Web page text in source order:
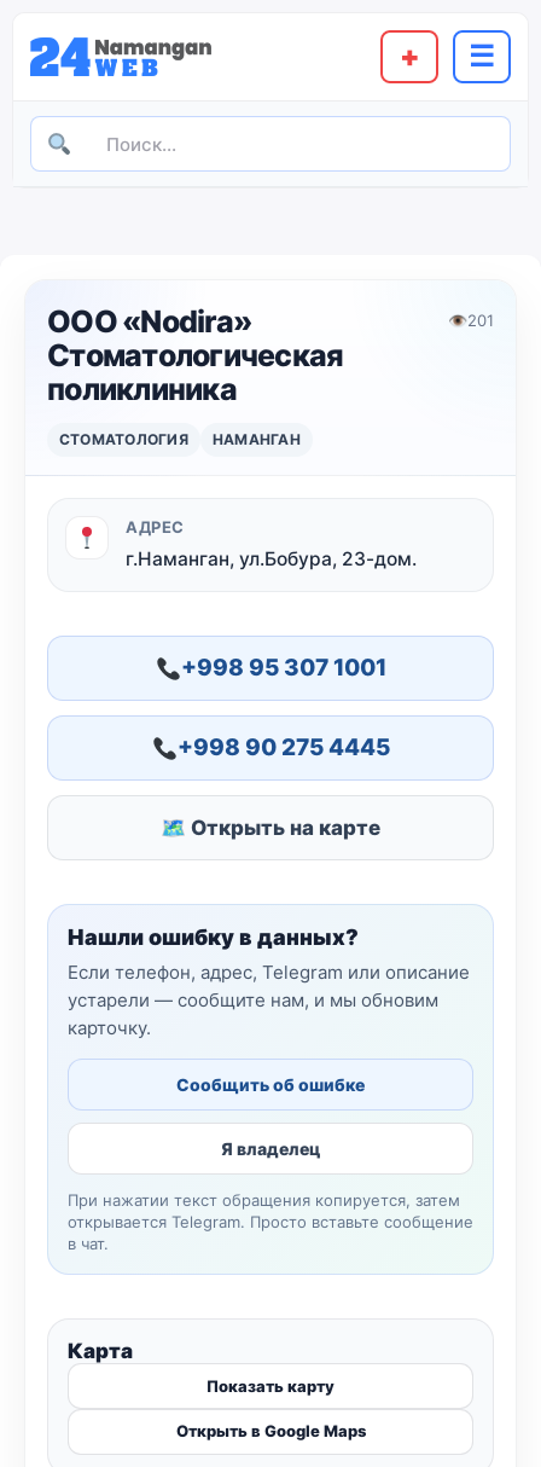
+ ☰
ООО «Nodira»
Стоматологическая
поликлиника
👁201
СТОМАТОЛОГИЯ НАМАНГАН
АДРЕС
г.Наманган, ул.Бобура, 23-дом.
+998 95 307 1001
+998 90 275 4445
🗺 Открыть на карте
Нашли ошибку в данных?
Если телефон, адрес, Telegram или описание
устарели — сообщите нам, и мы обновим
карточку.
Сообщить об ошибке
Я владелец
При нажатии текст обращения копируется, затем
открывается Telegram. Просто вставьте сообщение
в чат.
Карта
Показать карту
Открыть в Google Maps